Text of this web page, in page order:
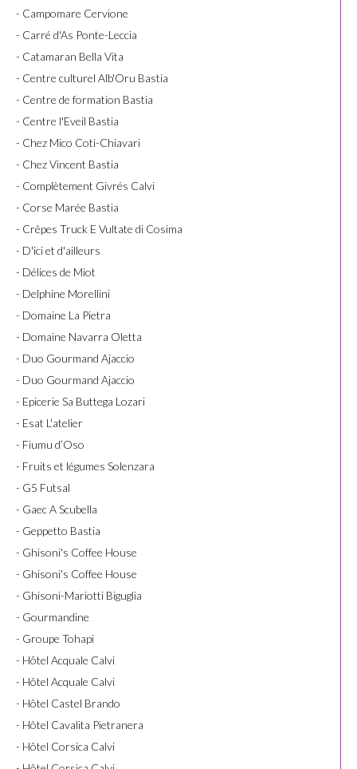
- Campomare Cervione
- Carré d'As Ponte-Leccia
- Catamaran Bella Vita
- Centre culturel Alb'Oru Bastia
- Centre de formation Bastia
- Centre l'Eveil Bastia
- Chez Mico Coti-Chiavari
- Chez Vincent Bastia
- Complètement Givrés Calvi
- Corse Marée Bastia
- Crêpes Truck E Vultate di Cosima
- D'ici et d'ailleurs
- Délices de Miot
- Delphine Morellini
- Domaine La Pietra
- Domaine Navarra Oletta
- Duo Gourmand Ajaccio
- Duo Gourmand Ajaccio
- Epicerie Sa Buttega Lozari
- Esat L'atelier
- Fiumu d’Oso
- Fruits et légumes Solenzara
- G5 Futsal
- Gaec A Scubella
- Geppetto Bastia
- Ghisoni's Coffee House
- Ghisoni's Coffee House
- Ghisoni-Mariotti Biguglia
- Gourmandine
- Groupe Tohapi
- Hôtel Acquale Calvi
- Hôtel Acquale Calvi
- Hôtel Castel Brando
- Hôtel Cavalita Pietranera
- Hôtel Corsica Calvi